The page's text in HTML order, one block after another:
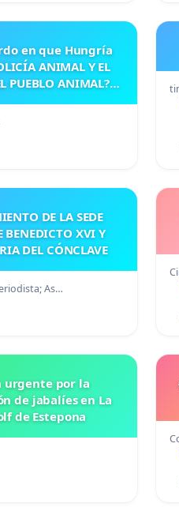
en que Hungría
ANIMAL Y EL
PUEBLO ANIMAL?
DE LA SEDE
BENEDICTO XVI Y
DEL CÓNCLAVE
As…
urgente por la
de jabalíes en La
de Estepona